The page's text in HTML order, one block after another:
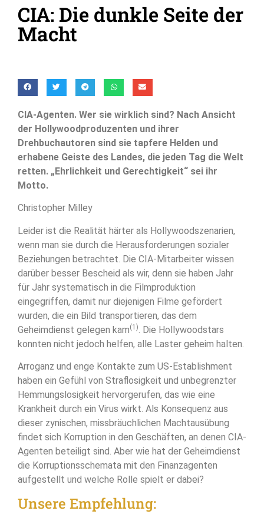
CIA: Die dunkle Seite der
Macht
CIA-Agenten. Wer sie wirklich sind? Nach Ansicht
der Hollywoodproduzenten und ihrer
Drehbuchautoren sind sie tapfere Helden und
erhabene Geiste des Landes, die jeden Tag die Welt
retten. „Ehrlichkeit und Gerechtigkeit“ sei ihr
Motto.
Christopher Milley
Leider ist die Realität härter als Hollywoodszenarien,
wenn man sie durch die Herausforderungen sozialer
Beziehungen betrachtet. Die CIA-Mitarbeiter wissen
darüber besser Bescheid als wir, denn sie haben Jahr
für Jahr systematisch in die Filmproduktion
eingegriffen, damit nur diejenigen Filme gefördert
wurden, die ein Bild transportieren, das dem
Geheimdienst gelegen kam(1)
. Die Hollywoodstars
konnten nicht jedoch helfen, alle Laster geheim halten.
Arroganz und enge Kontakte zum US-Establishment
haben ein Gefühl von Straflosigkeit und unbegrenzter
Hemmungslosigkeit hervorgerufen, das wie eine
Krankheit durch ein Virus wirkt. Als Konsequenz aus
dieser zynischen, missbräuchlichen Machtausübung
findet sich Korruption in den Geschäften, an denen CIA-
Agenten beteiligt sind. Aber wie hat der Geheimdienst
die Korruptionsschemata mit den Finanzagenten
aufgestellt und welche Rolle spielt er dabei?
Unsere Empfehlung: